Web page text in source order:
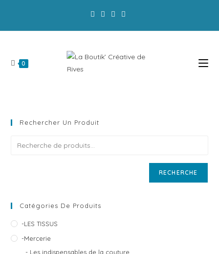
0
Rechercher Un Produit
RECHERCHE
Catégories De Produits
-LES TISSUS
-Mercerie
- Les indispensables de la couture
La Boutik' a modifié ses horaires d'ouverture :